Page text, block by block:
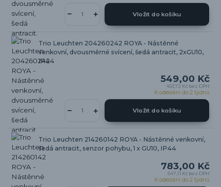
Vložit do košíku
Trio Leuchten 204260242 ROYA - Nástěnné
venkovní, dvousměrné svícení, šedá antracit, 2xGU10,
IP44
549,00 Kč
453,72 Kč bez DPH
K odeslání do 2 týdnů
Vložit do košíku
Trio Leuchten 214260142 ROYA - Nástěnné venkovní,
šedá antracit, senzor pohybu, 1 x GU10, IP44
783,00 Kč
647,11 Kč bez DPH
K odeslání do 2 týdnů